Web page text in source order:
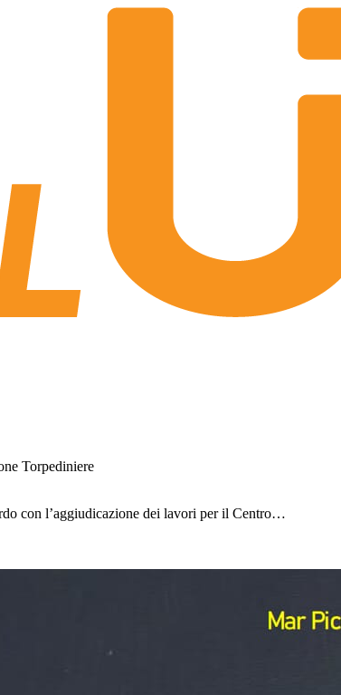
Torpediniere
con l’aggiudicazione dei lavori per il Centro…